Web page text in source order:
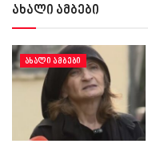
ახალი ამბები
ᲐᲮᲐᲚᲘ ᲐᲛᲑᲔᲑᲘ